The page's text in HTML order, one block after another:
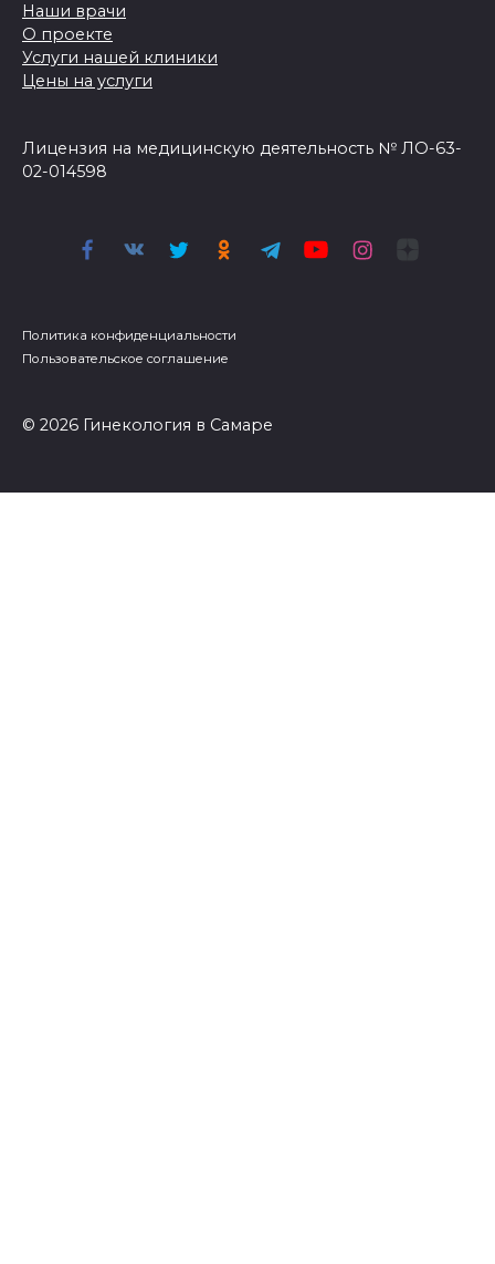
Наши врачи
О проекте
Услуги нашей клиники
Цены на услуги
Лицензия на медицинскую деятельность № ЛО-63-
02-014598
Политика конфиденциальности
Пользовательское соглашение
© 2026 Гинекология в Самаре